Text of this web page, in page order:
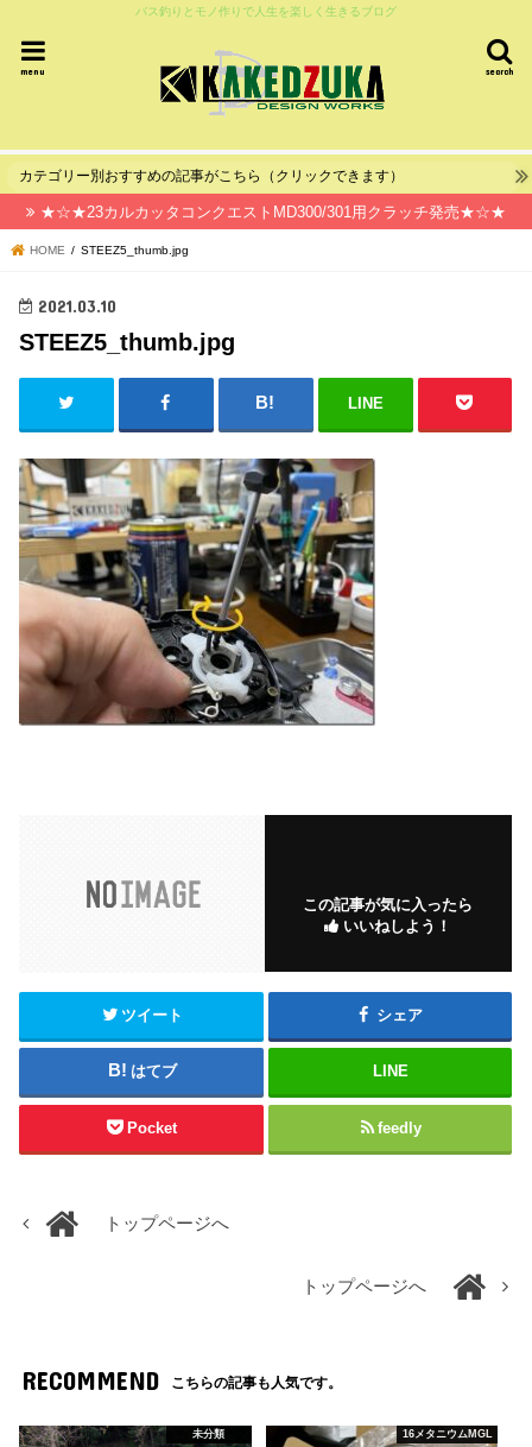
バス釣りとモノ作りで人生を楽しく生きるブログ
search
menu
カテゴリー別おすすめの記事がこちら（クリックできます）
★☆★23カルカッタコンクエストMD300/301用クラッチ発売★☆★
HOME STEEZ5_thumb.jpg
2021.03.10
STEEZ5_thumb.jpg
LINE
この記事が気に入ったら
いいねしよう！
ツイート シェア
はてブ LINE
Pocket feedly
トップページへ
トップページへ
RECOMMEND こちらの記事も人気です。
未分類 16メタニウムMGL